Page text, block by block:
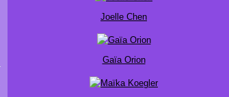
Joelle Chen
Gaïa Orion